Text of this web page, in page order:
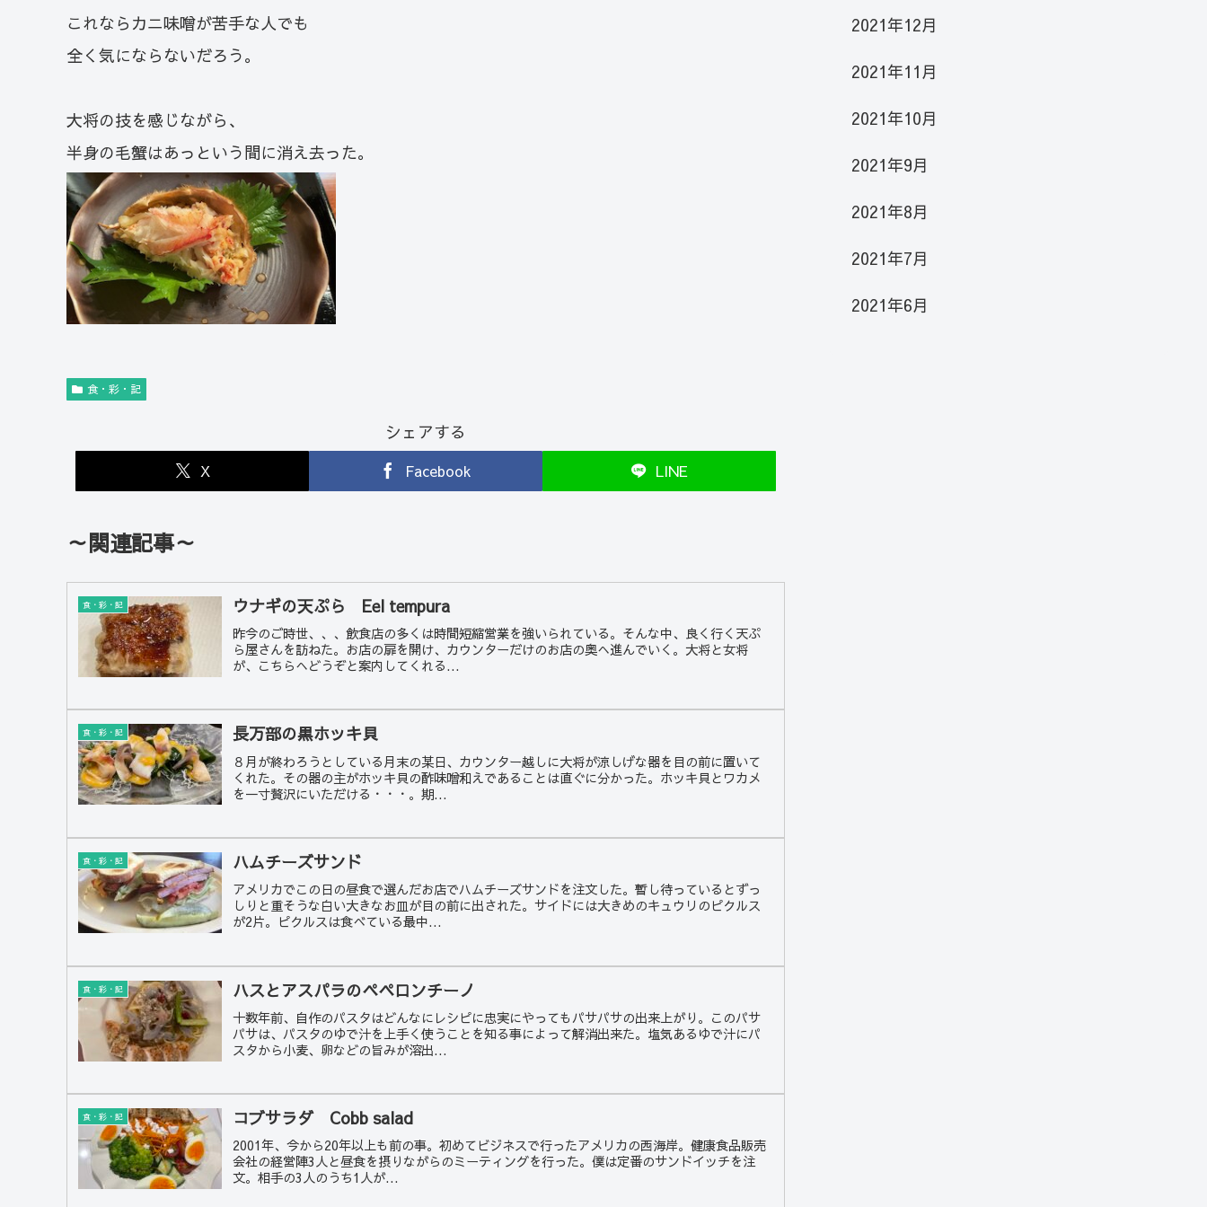
これならカニ味噌が苦手な人でも
全く気にならないだろう。
大将の技を感じながら、
半身の毛蟹はあっという間に消え去った。
食・彩・記
シェアする
X Facebook LINE
～関連記事～
食・彩・記 ウナギの天ぷら Eel tempura
昨今のご時世、、、飲食店の多くは時間短縮営業を強いられている。そんな中、良く行く天ぷ
ら屋さんを訪ねた。お店の扉を開け、カウンターだけのお店の奥へ進んでいく。大将と女将
が、こちらへどうぞと案内してくれる...
食・彩・記 長万部の黒ホッキ貝
８月が終わろうとしている月末の某日、カウンター越しに大将が涼しげな器を目の前に置いて
くれた。その器の主がホッキ貝の酢味噌和えであることは直ぐに分かった。ホッキ貝とワカメ
を一寸贅沢にいただける・・・。期...
食・彩・記 ハムチーズサンド
アメリカでこの日の昼食で選んだお店でハムチーズサンドを注文した。暫し待っているとずっ
しりと重そうな白い大きなお皿が目の前に出された。サイドには大きめのキュウリのピクルス
が2片。ピクルスは食べている最中...
食・彩・記 ハスとアスパラのペペロンチーノ
十数年前、自作のパスタはどんなにレシピに忠実にやってもパサパサの出来上がり。このパサ
パサは、パスタのゆで汁を上手く使うことを知る事によって解消出来た。塩気あるゆで汁にパ
スタから小麦、卵などの旨みが溶出...
食・彩・記 コブサラダ Cobb salad
2001年、今から20年以上も前の事。初めてビジネスで行ったアメリカの西海岸。健康食品販売
会社の経営陣3人と昼食を摂りながらのミーティングを行った。僕は定番のサンドイッチを注
文。相手の3人のうち1人が...
2021年12月
2021年11月
2021年10月
2021年9月
2021年8月
2021年7月
2021年6月